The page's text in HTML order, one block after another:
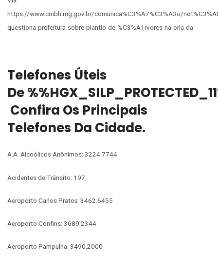
https://www.cmbh.mg.gov.br/comunica%C3%A7%C3%A3o/
questiona-prefeitura-sobre-plantio-de-%C3%A1rvores-na-orla-da
Telefones Úteis
De
Confira Os Principais
Telefones Da Cidade.
A.A. Alcoólicos Anônimos: 3224.7744
Acidentes de Trânsito: 197
Aeroporto Carlos Prates: 3462.6455
Aeroporto Confins: 3689.2344
Aeroporto Pampulha: 3490.2000